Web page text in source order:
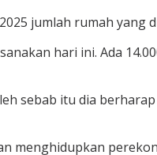
jumlah rumah yang
hari ini. Ada
sebab itu dia
menghidupkan